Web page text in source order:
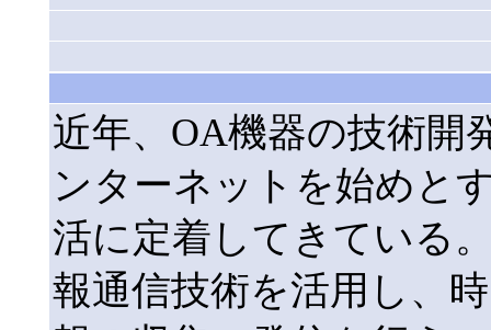
近年、OA機器の技術開
ンターネットを始めと
活に定着してきている
報通信技術を活用し、